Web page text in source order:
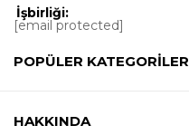
İşbirliği:
[email protected]
POPÜLER KATEGORİLER
HAKKINDA